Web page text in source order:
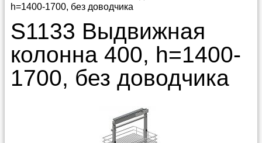
h=1400-1700, без доводчика
S1133 Выдвижная
колонна 400, h=1400-
1700, без доводчика